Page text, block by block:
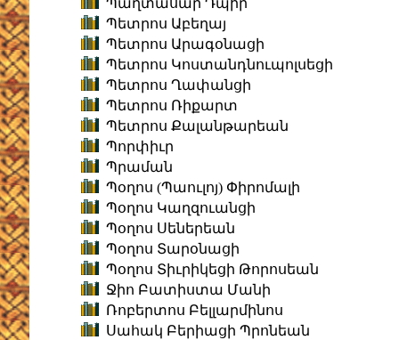
Պաղտասար Դպիր
Պետրոս Աբեղայ
Պետրոս Արագօնացի
Պետրոս Կոստանդնուպոլսեցի
Պետրոս Ղափանցի
Պետրոս Ռիքարտ
Պետրոս Քալանթարեան
Պորփիւր
Պրաման
Պօղոս (Պաուլոյ) Փիրոմալի
Պօղոս Կաղզուանցի
Պօղոս Սեներեան
Պօղոս Տարօնացի
Պօղոս Տիւրիկեցի Թորոսեան
Ջիո Բատիստա Մանի
Ռոբերտոս Բելլարմինոս
Սահակ Բերիացի Պրոնեան